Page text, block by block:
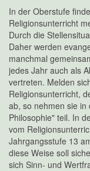
In der Oberstufe
Religionsunterricht
Durch die
Daher werden
manchmal
jedes Jahr auch als
vertreten. Melden
Religionsunterricht,
ab, so nehmen sie
Philosophie" teil. In
vom
Jahrgangsstufe 13
diese Weise soll
sich Sinn- und